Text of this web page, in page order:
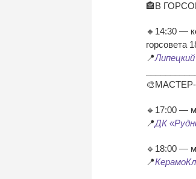
🏤В
🔸14:30 —
горсовета
📍
🔹17:00 —
📍ДК
🔹18:00 —
📍